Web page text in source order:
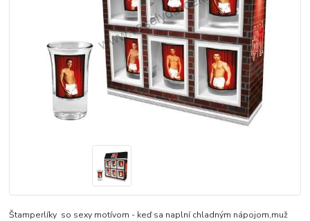
Štamperlíky so sexy motívom - keď sa naplní chladným nápojom,muž